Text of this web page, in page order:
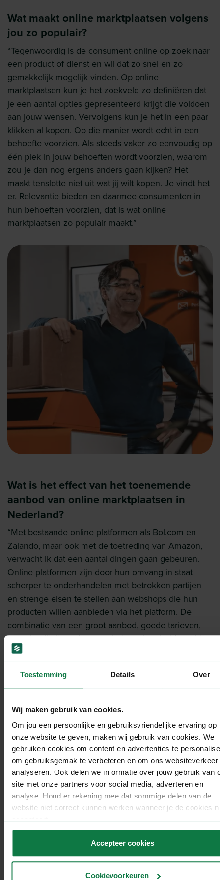
Toestemming Details Over
Wij maken gebruik van cookies.
Om jou een persoonlijke en gebruiksvriendelijke ervaring op
onze website te geven, maken wij gebruik van cookies. We
gebruiken cookies om content en advertenties te
om gebruiksgemak te verbeteren en om ons websiteverkeer
analyseren. Ook delen we informatie over jouw gebruik van
site met onze partners voor social media, adverteren en
analyse. Houd er rekening mee dat sommige delen van de
website niet correct kunnen werken wanneer je de cookies
Accepteer cookies
Cookievoorkeuren
Wat maakt online marktplaatsen volgens
jou zo populair?
“Tegenwoordig is de consument online op zoek naar
een product of dienst en wil dat zo snel en zo
gemakkelijk mogelijk vinden. Op online
marktplaatsen kun je het zoekveld zo definiëren dat
je een aantal opties gepresenteerd krijgt die voldoen
aan jouw wensen. Vervolgens kun je het in een paar
klikken al kopen. Op die manier wordt echt in een
behoefte voorzien. Als steeds vaker zo eenvoudig op
één plek in jouw behoeften wordt voorzien, waarom
zou je dan nog ergens anders gaan kijken? Het
maakt tenslotte niet uit wat jij wilt kopen. Je vindt het
er. Relevantie bieden en daarmee consumenten in
hun behoeften voorzien, dat is wat online
marktplaatsen zo populair maakt.”
Wat is het effect van het toenemende
aanbod van online marktplaatsen in
Nederland?
“Met bestaande online platformen als Bol.com en
Zalando, maar ook met de toetreding van Amazon,
verwacht ik dat een aantal dingen gaan gebeuren.
Online platformen zijn door hun omvang in staat
scherper te onderhandelen met betrokken partijen
en strenge eisen te stellen aan webshops die hun
producten willen aanbieden via het platform. De
combinatie van een groot aanbod, goede tarieven,
hoge kwaliteit en daarmee betrouwbaarheid maakt
dat platformen de vraag steeds meer naar zich toe
kopen, gaan vaker producten via online platformen
kopen. Ook offline klanten zullen steeds vaker hun
weg naar de online platformen vinden. Met name
dezelfde of hogere kwaliteit kunnen kopen. De totale
e-commerce marktvraag neemt hierdoor toe en de
online platformen winnen steeds meer marktaandeel.
Ondanks de toename van de totale marktvraag,
verwacht ik dat dit ten koste zal gaan van het
marktaandeel van bestaande spelers.”
‘De totale e-commerce